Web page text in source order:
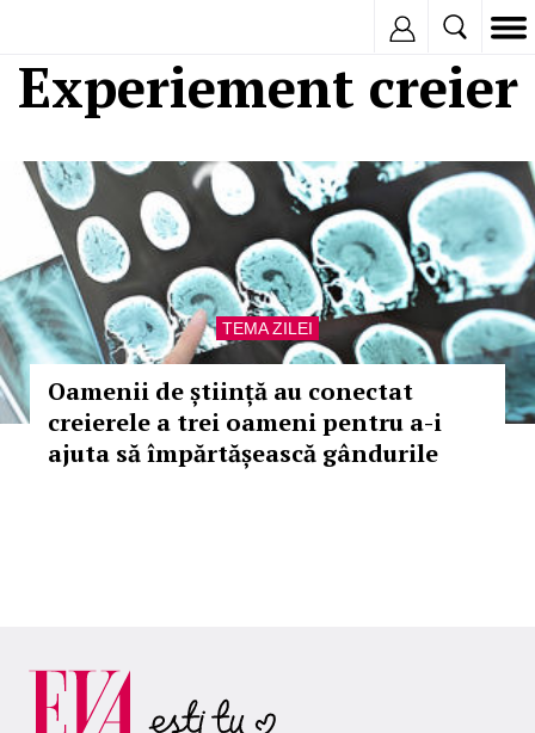
Experiement creier
TEMA ZILEI
Oamenii de știință au conectat
creierele a trei oameni pentru a-i
ajuta să împărtășească gândurile